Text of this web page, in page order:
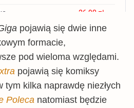
26,98 zł
26,99 zł
27,34 zł
27,50 zł
27,51 zł
pojawią się dwie inne
formacie,
pod wieloma względami.
pojawią się komiksy
tym kilka naprawdę niezłych
Poleca natomiast będzie